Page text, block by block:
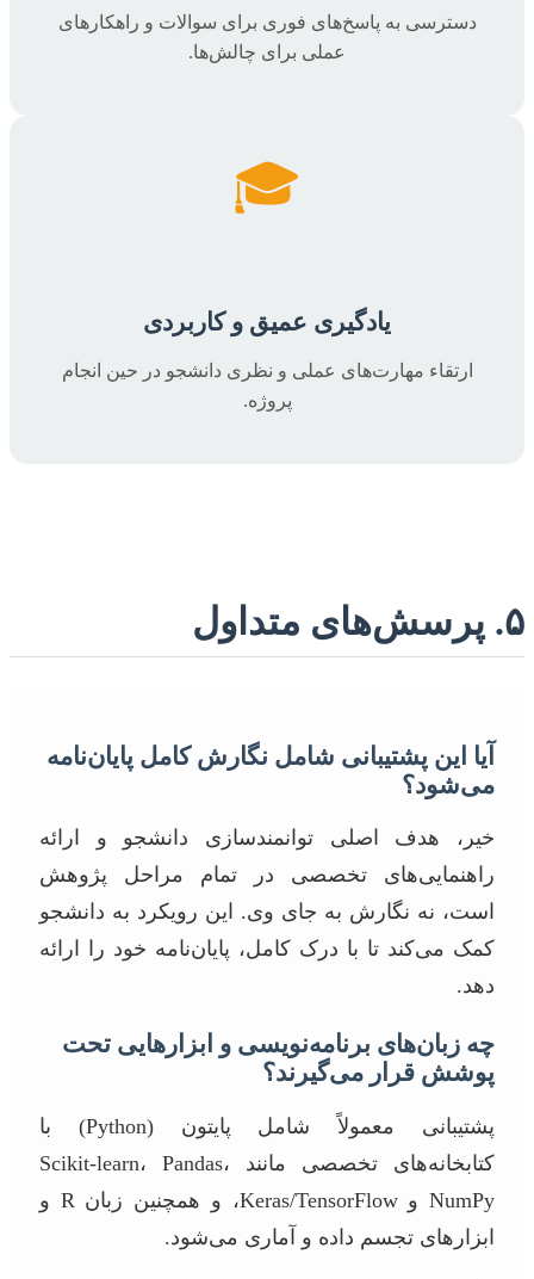
دسترسی به پاسخ‌های فوری برای سوالات و راهکارهای
عملی برای چالش‌ها.
🎓
یادگیری عمیق و کاربردی
ارتقاء مهارت‌های عملی و نظری دانشجو در حین انجام
پروژه.
۵. پرسش‌های متداول
آیا این پشتیبانی شامل نگارش کامل پایان‌نامه
می‌شود؟
خیر، هدف اصلی توانمندسازی دانشجو و ارائه
راهنمایی‌های تخصصی در تمام مراحل پژوهش
است، نه نگارش به جای وی. این رویکرد به دانشجو
کمک می‌کند تا با درک کامل، پایان‌نامه خود را ارائه
دهد.
چه زبان‌های برنامه‌نویسی و ابزارهایی تحت
پوشش قرار می‌گیرند؟
پشتیبانی معمولاً شامل پایتون (Python) با
کتابخانه‌های تخصصی مانند Scikit-learn، Pandas،
NumPy و Keras/TensorFlow، و همچنین زبان R و
ابزارهای تجسم داده و آماری می‌شود.